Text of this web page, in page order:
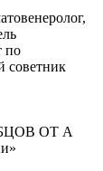
по
советник
ОТ А